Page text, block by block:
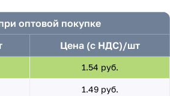
оптовой покупке
Цена (с НДС)/шт
1.54 руб.
1.49 руб.